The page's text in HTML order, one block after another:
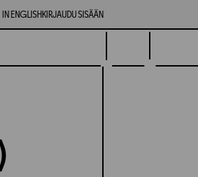
IN ENGLISH KIRJAUDU SISÄÄN